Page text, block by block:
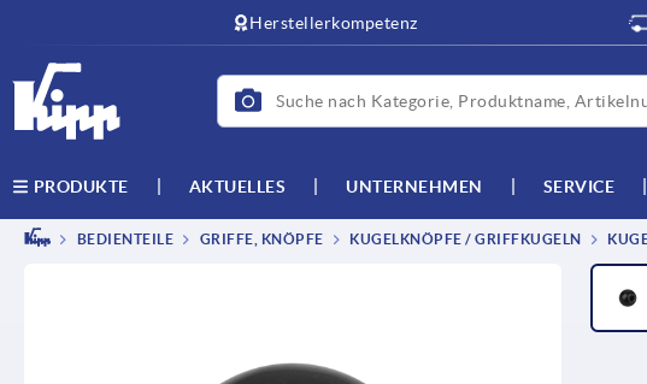
Herstellerkompetenz
PRODUKTE AKTUELLES UNTERNEHMEN SERVICE
BEDIENTEILE GRIFFE, KNÖPFE KUGELKNÖPFE / GRIFFKUGELN